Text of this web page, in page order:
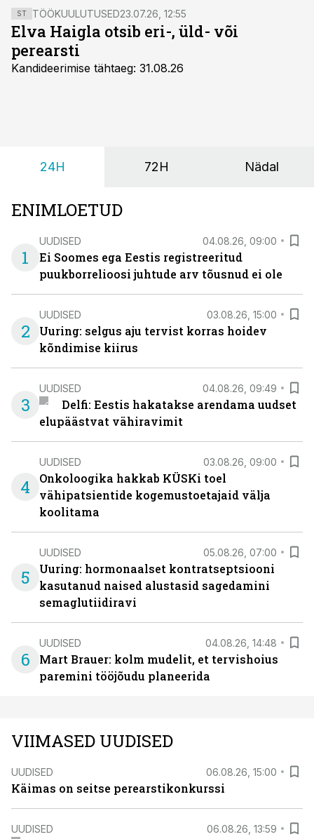
kaardistas tervishoiu valdkonnaga seotud kandidaadid.
ST TÖÖKUULUTUSED23.07.26, 12:55
Elva Haigla otsib eri-, üld- või
perearsti
Kandideerimise tähtaeg: 31.08.26
24H 72H Nädal
ENIMLOETUD
1
UUDISED 04.08.26, 09:00
Ei Soomes ega Eestis registreeritud
puukborrelioosi juhtude arv tõusnud ei ole
2
UUDISED 03.08.26, 15:00
Uuring: selgus aju tervist korras hoidev
kõndimise kiirus
3
UUDISED 04.08.26, 09:49
Delfi: Eestis hakatakse arendama uudset
elupäästvat vähiravimit
4
UUDISED 03.08.26, 09:00
Onkoloogika hakkab KÜSKi toel
vähipatsientide kogemustoetajaid välja
koolitama
5
UUDISED 05.08.26, 07:00
Uuring: hormonaalset kontratseptsiooni
kasutanud naised alustasid sagedamini
semaglutiidiravi
6
UUDISED 04.08.26, 14:48
Mart Brauer: kolm mudelit, et tervishoius
paremini tööjõudu planeerida
VIIMASED UUDISED
UUDISED 06.08.26, 15:00
Käimas on seitse perearstikonkurssi
UUDISED 06.08.26, 13:59